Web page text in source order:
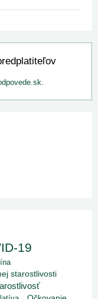
.
19
starostlivosti